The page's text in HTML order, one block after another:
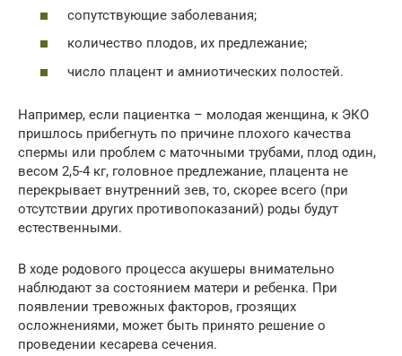
сопутствующие заболевания;
количество плодов, их предлежание;
число плацент и амниотических полостей.
Например, если пациентка – молодая женщина, к ЭКО
пришлось прибегнуть по причине плохого качества
спермы или проблем с маточными трубами, плод один,
весом 2,5-4 кг, головное предлежание, плацента не
перекрывает внутренний зев, то, скорее всего (при
отсутствии других противопоказаний) роды будут
естественными.
В ходе родового процесса акушеры внимательно
наблюдают за состоянием матери и ребенка. При
появлении тревожных факторов, грозящих
осложнениями, может быть принято решение о
проведении кесарева сечения.